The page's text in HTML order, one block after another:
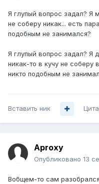
Я глупый вопрос задал? Я
не соберу никак... есть
подобным не занимался?
Я глупый вопрос задал? Я
никак-то в кучу не соберу
никто подобным не
Вставить ник
Aproxy
Опубликовано 13
Вобщем-то сам